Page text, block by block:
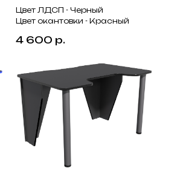
Цвет ЛДСП - Черный
Цвет окантовки - Красный
4 600 р.